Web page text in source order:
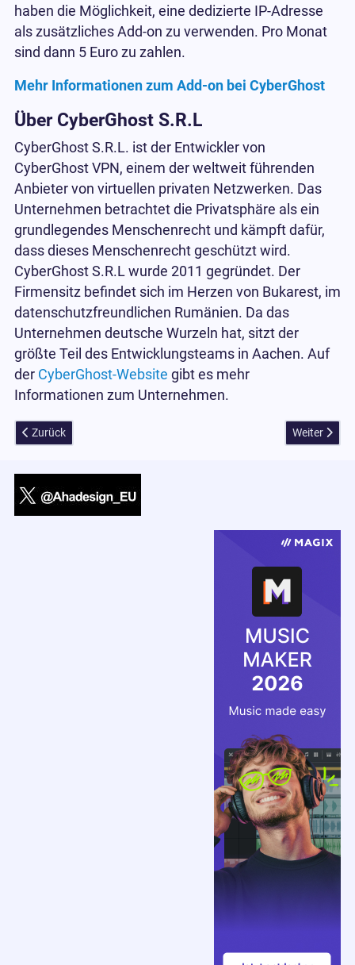
haben die Möglichkeit, eine dedizierte IP-Adresse
als zusätzliches Add-on zu verwenden. Pro Monat
sind dann 5 Euro zu zahlen.
Mehr Informationen zum Add-on bei CyberGhost
Über CyberGhost S.R.L
CyberGhost S.R.L. ist der Entwickler von
CyberGhost VPN, einem der weltweit führenden
Anbieter von virtuellen privaten Netzwerken. Das
Unternehmen betrachtet die Privatsphäre als ein
grundlegendes Menschenrecht und kämpft dafür,
dass dieses Menschenrecht geschützt wird.
CyberGhost S.R.L wurde 2011 gegründet. Der
Firmensitz befindet sich im Herzen von Bukarest, im
datenschutzfreundlichen Rumänien. Da das
Unternehmen deutsche Wurzeln hat, sitzt der
größte Teil des Entwicklungsteams in Aachen. Auf
der CyberGhost-Website gibt es mehr
Informationen zum Unternehmen.
Vorheriger Beitrag: Sagenhafte Angebote zum 30-jährigen
Zurück Nächster
Weiter